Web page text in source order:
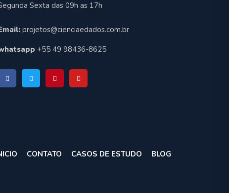
Sexta das 09h as 17h
projetos@cienciaedados.com.br
+55 49 98436-8625
CONTATO CASOS DE ESTUDO BLOG